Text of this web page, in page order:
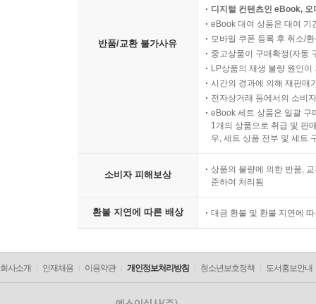
반품/교환 불가사유
디지털 컨텐츠인 eBook,
eBook 대여 상품은 대여 기
모바일 쿠폰 등록 후 취소/
중고상품이 구매확정(자동
LP상품의 재생 불량 원인
시간의 경과에 의해 재판매
전자상거래 등에서의 소비
eBook 세트 상품은 일괄 구
1개의 상품으로 취급 및 판
우, 세트 상품 전부 및 세트
소비자 피해보상
상품의 불량에 의한 반품,
준하여 처리됨
환불 지연에 따른 배상 대금 환불 및 환불 지연에
회사소개 인재채용 이용약관 개인정보처리방침 청소년보호정책 도서홍보안내